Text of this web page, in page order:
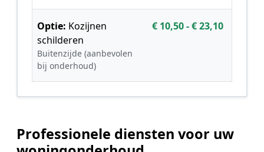
Optie: Kozijnen
schilderen
Buitenzijde (aanbevolen
bij onderhoud)
€ 10,50 - € 23,10
Professionele diensten voor uw